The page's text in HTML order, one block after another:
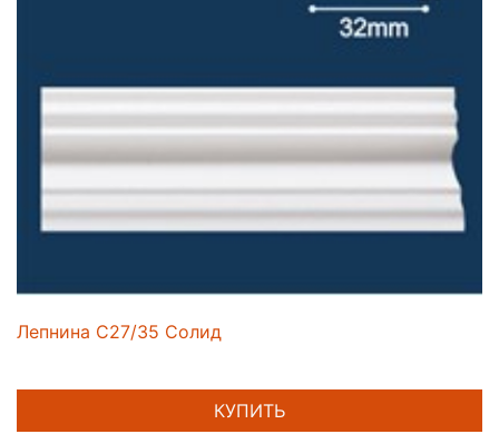
Лепнина C27/35 Солид
КУПИТЬ